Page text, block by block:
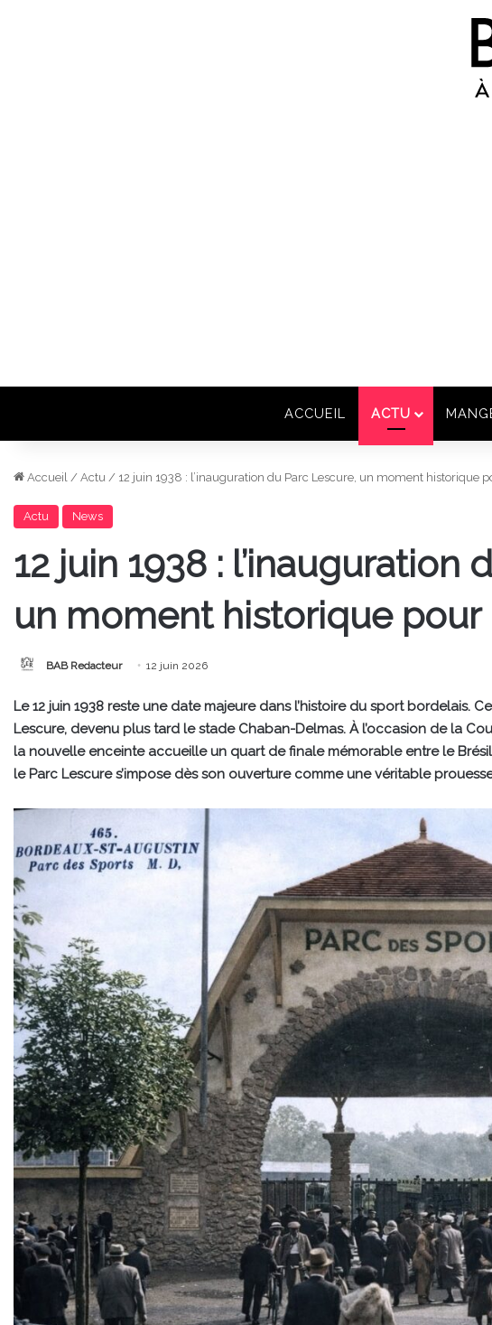
ACCUEIL ACTU
Accueil / Actu / 12 juin 1938 : l’inauguration du Parc Lescure, un moment historique
Actu News
12 juin 1938 : l’inauguration
un moment historique pour
BAB Redacteur 12 juin 2026
Le 12 juin 1938 reste une date majeure dans l’histoire du sport bordelais.
Lescure, devenu plus tard le stade Chaban-Delmas. À l’occasion de la
la nouvelle enceinte accueille un quart de finale mémorable entre le
le Parc Lescure s’impose dès son ouverture comme une véritable